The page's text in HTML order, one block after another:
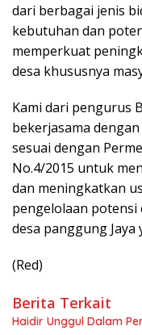
dari berbagai jenis
kebutuhan dan
memperkuat
desa khususnya
Kami dari pengurus
bekerjasama
sesuai dengan
No.4/2015 untuk
dan meningkatkan
pengelolaan potensi
desa panggung
(Red)
Berita Terkait
Haidir Unggul Dalam